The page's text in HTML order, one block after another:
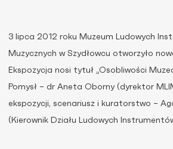
3 lipca 2012 roku Muzeum Ludowych
Muzycznych w Szydłowcu otworzyło
Ekspozycja nosi tytuł „Osobliwości
Pomysł – dr Aneta Oborny (dyrektor
ekspozycji, scenariusz i kuratorstwo –
(Kierownik Działu Ludowych